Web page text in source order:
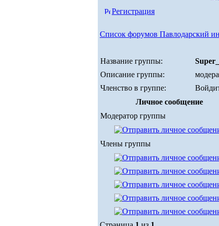
Регистрация
Список форумов Павлодарский
Название группы:
Описание группы:
Членство в группе:
Личное сообщение
Модератор группы
Члены группы